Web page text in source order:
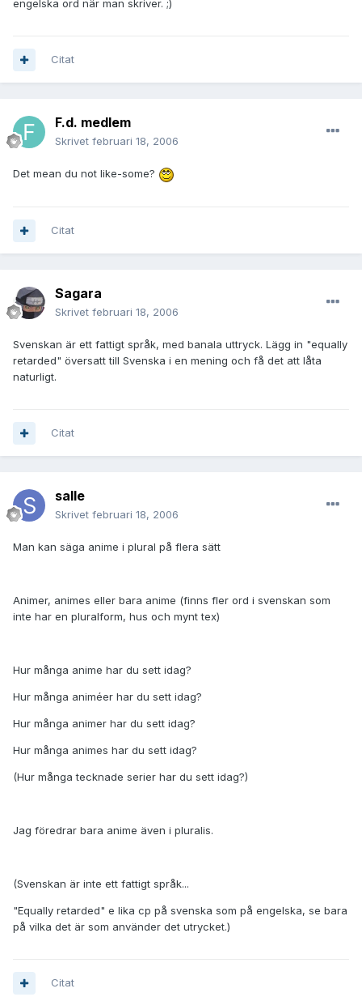
engelska ord när man skriver. ;)
Citat
F.d. medlem
Skrivet februari 18, 2006
Det mean du not like-some?
Citat
Sagara
Skrivet februari 18, 2006
Svenskan är ett fattigt språk, med banala uttryck. Lägg in "equally
retarded" översatt till Svenska i en mening och få det att låta
naturligt.
Citat
salle
Skrivet februari 18, 2006
Man kan säga anime i plural på flera sätt
Animer, animes eller bara anime (finns fler ord i svenskan som
inte har en pluralform, hus och mynt tex)
Hur många anime har du sett idag?
Hur många animéer har du sett idag?
Hur många animer har du sett idag?
Hur många animes har du sett idag?
(Hur många tecknade serier har du sett idag?)
Jag föredrar bara anime även i pluralis.
(Svenskan är inte ett fattigt språk...
"Equally retarded" e lika cp på svenska som på engelska, se bara
på vilka det är som använder det utrycket.)
Citat